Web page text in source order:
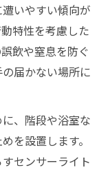
いやすい傾向が
特性を考慮した
飲や窒息を防ぐ
届かない場所に
、階段や浴室な
を設置します。
センサーライト